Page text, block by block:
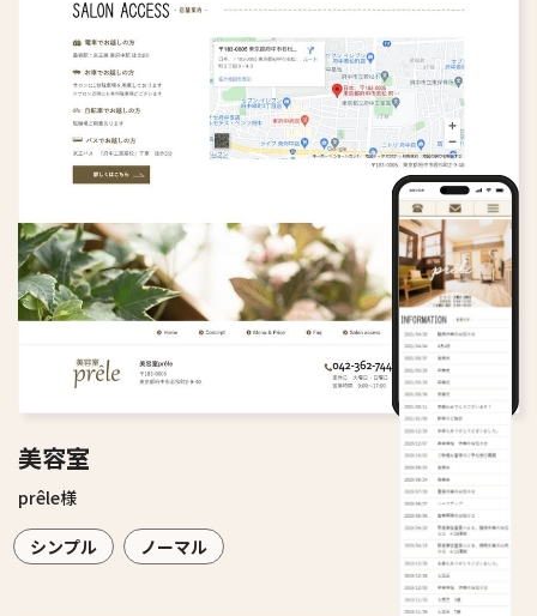
美容室
prêle様
シンプル ノーマル